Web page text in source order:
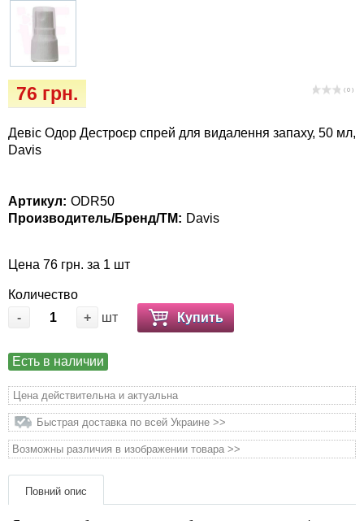
( 0 )
76 грн.
Девіс Одор Дестроєр спрей для видалення запаху, 50 мл,
Davis
Артикул: ODR50
Производитель/Бренд/ТМ: Davis
Цена 76 грн. за 1 шт
Количество
-
+ шт Купить
Есть в наличии
Цена действительна и актуальна
Быстрая доставка по всей Украине >>
Возможны различия в изображении товара >>
Повний опис
Ласощі та корма
Vet Diet Canine Wet - ветеринарные диеты
для собак
Лежаки, будиночки, охолоджуючи
килимки
Миски, автогодівниці, поілки
Переноски, сумки, клітки
Післяопераційні засоби та витратні
Подарункові сертифікати
Товари для голубів
Товари для гризунів
Товари для коней
Товари для людей